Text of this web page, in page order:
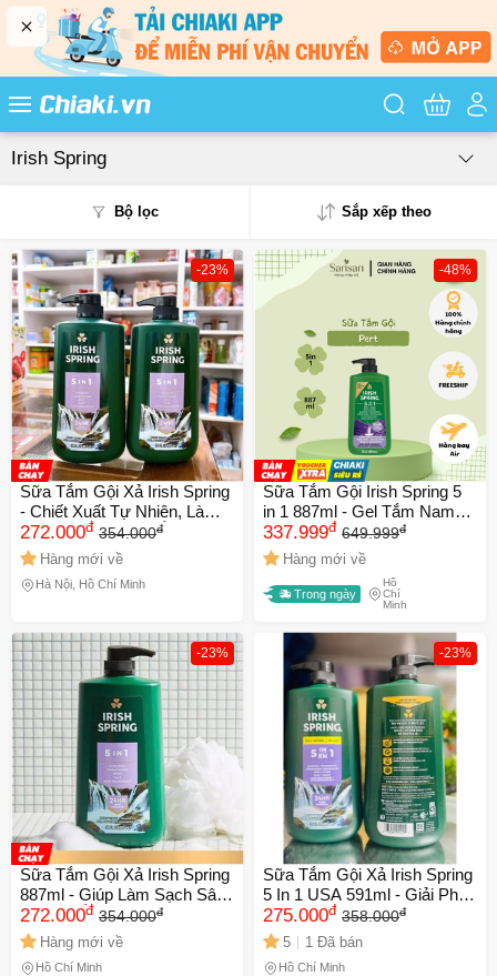
Tìm kiếm
Irish Spring
Bộ lọc Sắp xếp theo
Phổ biến
Mua nhiều
Mới nhất
Giá từ thấp - cao
Giá từ cao - thấp
-23%
Sữa Tắm Gội Xả Irish Spring
- Chiết Xuất Tự Nhiên, Làm
Sạch Sâu, Dưỡng Ẩm Da và
Tóc, Hương Thơm Quyến
Rũ, Phù Hợp với Mọi Loại Da
và Tóc
272.000đ 354.000đ
Hàng mới về
Hà Nội, Hồ Chí Minh
-48%
Sữa Tắm Gội Irish Spring 5
in 1 887ml - Gel Tắm Nam
giúp Sạch Sẽ và Tươi Mát -
Hương Cam Bergamot &
Khuynh Diệp
337.999đ 649.999đ
Hàng mới về
Trong ngày
Hồ
Chí
Minh
-23%
Sữa Tắm Gội Xả Irish Spring
887ml - Giúp Làm Sạch Sâu,
Giữ Độ Ẩm, Thư Giãn Và
Tươi Mát Cho Cơ Thể
272.000đ 354.000đ
Hàng mới về
Hồ Chí Minh
-23%
Sữa Tắm Gội Xả Irish Spring
5 In 1 USA 591ml - Giải Pháp
Chăm Sóc Đầu Tóc và Cơ
Thể Nam Tính, Hương Thơm
Lâu Dài
275.000đ 358.000đ
5 1 Đã bán
Hồ Chí Minh